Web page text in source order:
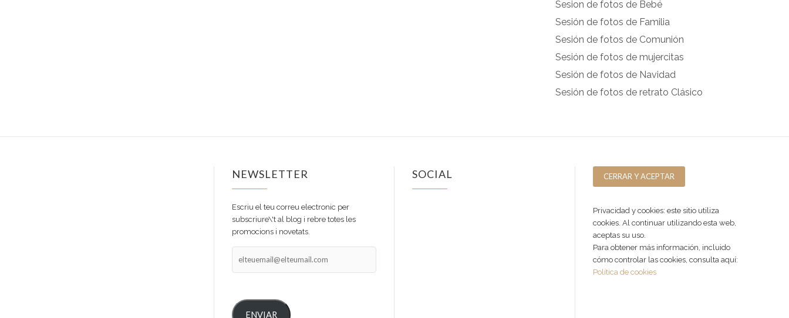
Sesion de fotos de Bebé
Sesión de fotos de Familia
Sesión de fotos de Comunión
Sesión de fotos de mujercitas
Sesión de fotos de Navidad
Sesión de fotos de retrato Clásico
NEWSLETTER
Escriu el teu correu electronic per
subscriure\'t al blog i rebre totes les
promocions i novetats.
ENVIAR
SOCIAL
Privacidad y cookies: este sitio utiliza
cookies. Al continuar utilizando esta web,
aceptas su uso.
Para obtener más información, incluido
cómo controlar las cookies, consulta aquí:
Política de cookies